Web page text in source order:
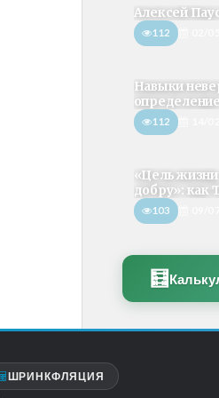
Алексей
112
Навыки
112
«Цель
добру»: как
103
🧮
ШРИНКФЛЯЦИЯ